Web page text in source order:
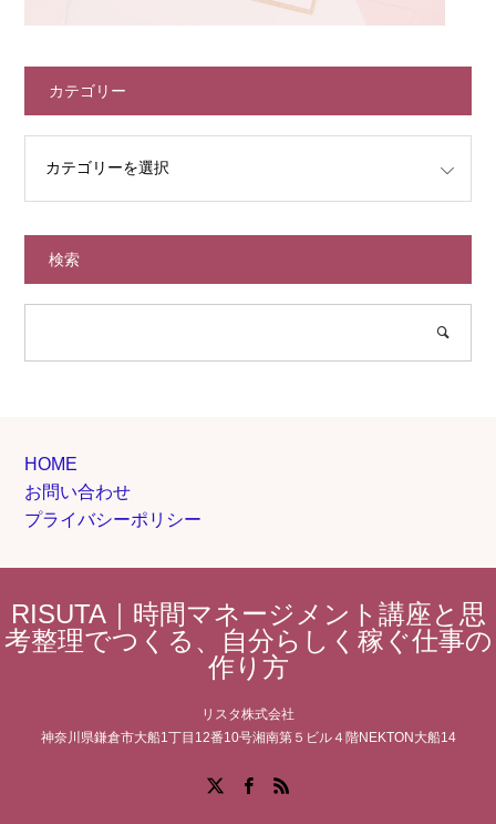
カテゴリー
検索
HOME
お問い合わせ
プライバシーポリシー
RISUTA｜時間マネージメント講座と思
考整理でつくる、自分らしく稼ぐ仕事の
作り方
リスタ株式会社
神奈川県鎌倉市大船1丁目12番10号湘南第５ビル４階NEKTON大船14